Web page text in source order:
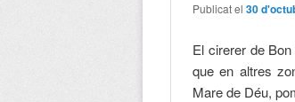
Publicat el30
El cirerer de
que en altres
Mare de Déu,